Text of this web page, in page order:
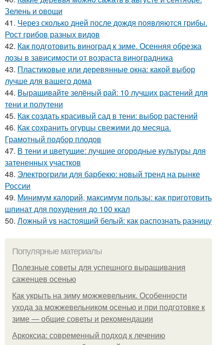
Зелень и овощи
41. Через сколько дней после дождя появляются грибы.
Рост грибов разных видов
42. Как подготовить виноград к зиме. Осенняя обрезка
лозы в зависимости от возраста виноградника
43. Пластиковые или деревянные окна: какой выбор
лучше для вашего дома
44. Выращивайте зелёный рай: 10 лучших растений для
тени и полутени
45. Как создать красивый сад в тени: выбор растений
46. Как сохранить огурцы свежими до месяца.
Грамотный подбор плодов
47. В тени и цветущие: лучшие огородные культуры для
затененных участков
48. Электрогрили для барбекю: новый тренд на рынке
России
49. Минимум калорий, максимум пользы: как приготовить
шпинат для похудения до 100 ккал
50. Ложный vs настоящий белый: как распознать разницу
Популярные материалы
Полезные советы для успешного выращивания
саженцев осенью
Как укрыть на зиму можжевельник. Особенности
ухода за можжевельником осенью и при подготовке к
зиме — общие советы и рекомендации
Аркоксиа: современный подход к лечению